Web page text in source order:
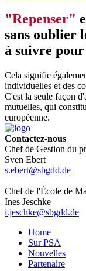
"Repenser"
sans oublier
à suivre
Cela signifie
individuelles et des
C'est la seule façon
mutuelles, qui
européenne.
Contactez-nous
Chef de Gestion du
Sven Ebert
s.ebert@sbgdd.de
Chef de l'École de
Ines Jeschke
i.jeschke@sbgdd.de
Home
Sur PSA
Nouvelles
Partenaire